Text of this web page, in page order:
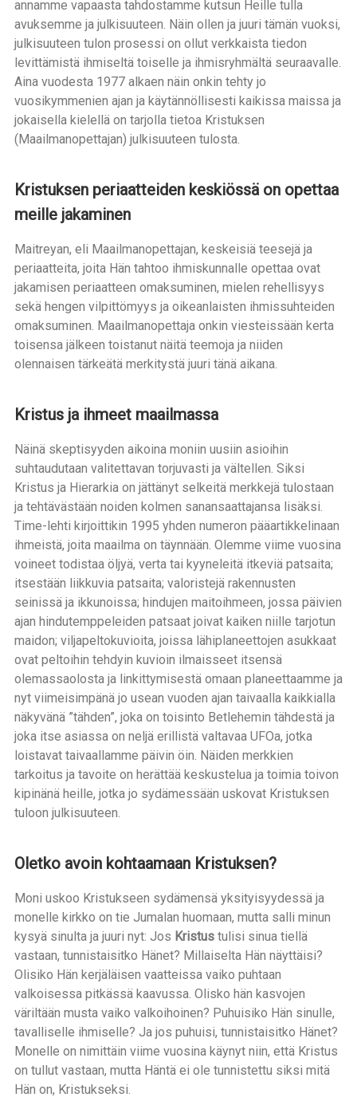
annamme vapaasta tahdostamme kutsun Heille tulla
avuksemme ja julkisuuteen. Näin ollen ja juuri tämän vuoksi,
julkisuuteen tulon prosessi on ollut verkkaista tiedon
levittämistä ihmiseltä toiselle ja ihmisryhmältä seuraavalle.
Aina vuodesta 1977 alkaen näin onkin tehty jo
vuosikymmenien ajan ja käytännöllisesti kaikissa maissa ja
jokaisella kielellä on tarjolla tietoa Kristuksen
(Maailmanopettajan) julkisuuteen tulosta.
Kristuksen periaatteiden keskiössä on opettaa
meille jakaminen
Maitreyan, eli Maailmanopettajan, keskeisiä teesejä ja
periaatteita, joita Hän tahtoo ihmiskunnalle opettaa ovat
jakamisen periaatteen omaksuminen, mielen rehellisyys
sekä hengen vilpittömyys ja oikeanlaisten ihmissuhteiden
omaksuminen. Maailmanopettaja onkin viesteissään kerta
toisensa jälkeen toistanut näitä teemoja ja niiden
olennaisen tärkeätä merkitystä juuri tänä aikana.
Kristus ja ihmeet maailmassa
Näinä skeptisyyden aikoina moniin uusiin asioihin
suhtaudutaan valitettavan torjuvasti ja vältellen. Siksi
Kristus ja Hierarkia on jättänyt selkeitä merkkejä tulostaan
ja tehtävästään noiden kolmen sanansaattajansa lisäksi.
Time-lehti kirjoittikin 1995 yhden numeron pääartikkelinaan
ihmeistä, joita maailma on täynnään. Olemme viime vuosina
voineet todistaa öljyä, verta tai kyyneleitä itkeviä patsaita;
itsestään liikkuvia patsaita; valoristejä rakennusten
seinissä ja ikkunoissa; hindujen maitoihmeen, jossa päivien
ajan hindutemppeleiden patsaat joivat kaiken niille tarjotun
maidon; viljapeltokuvioita, joissa lähiplaneettojen asukkaat
ovat peltoihin tehdyin kuvioin ilmaisseet itsensä
olemassaolosta ja linkittymisestä omaan planeettaamme ja
nyt viimeisimpänä jo usean vuoden ajan taivaalla kaikkialla
näkyvänä ”tähden”, joka on toisinto Betlehemin tähdestä ja
joka itse asiassa on neljä erillistä valtavaa UFOa, jotka
loistavat taivaallamme päivin öin. Näiden merkkien
tarkoitus ja tavoite on herättää keskustelua ja toimia toivon
kipinänä heille, jotka jo sydämessään uskovat Kristuksen
tuloon julkisuuteen.
Oletko avoin kohtaamaan Kristuksen?
Moni uskoo Kristukseen sydämensä yksityisyydessä ja
monelle kirkko on tie Jumalan huomaan, mutta salli minun
kysyä sinulta ja juuri nyt: Jos Kristustulisi sinua tiellä
vastaan, tunnistaisitko Hänet? Millaiselta Hän näyttäisi?
Olisiko Hän kerjäläisen vaatteissa vaiko puhtaan
valkoisessa pitkässä kaavussa. Olisko hän kasvojen
väriltään musta vaiko valkoihoinen? Puhuisiko Hän sinulle,
tavalliselle ihmiselle? Ja jos puhuisi, tunnistaisitko Hänet?
Monelle on nimittäin viime vuosina käynyt niin, että Kristus
on tullut vastaan, mutta Häntä ei ole tunnistettu siksi mitä
Hän on, Kristukseksi.